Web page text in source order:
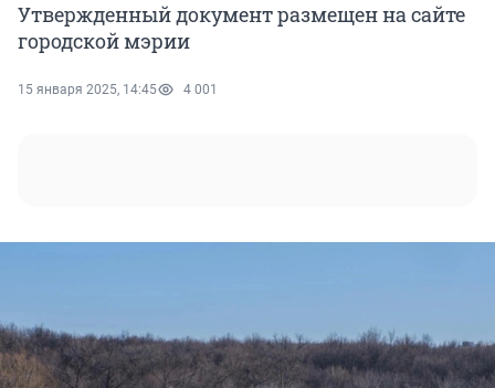
Утвержденный документ размещен на сайте
городской мэрии
15 января 2025, 14:45 4 001